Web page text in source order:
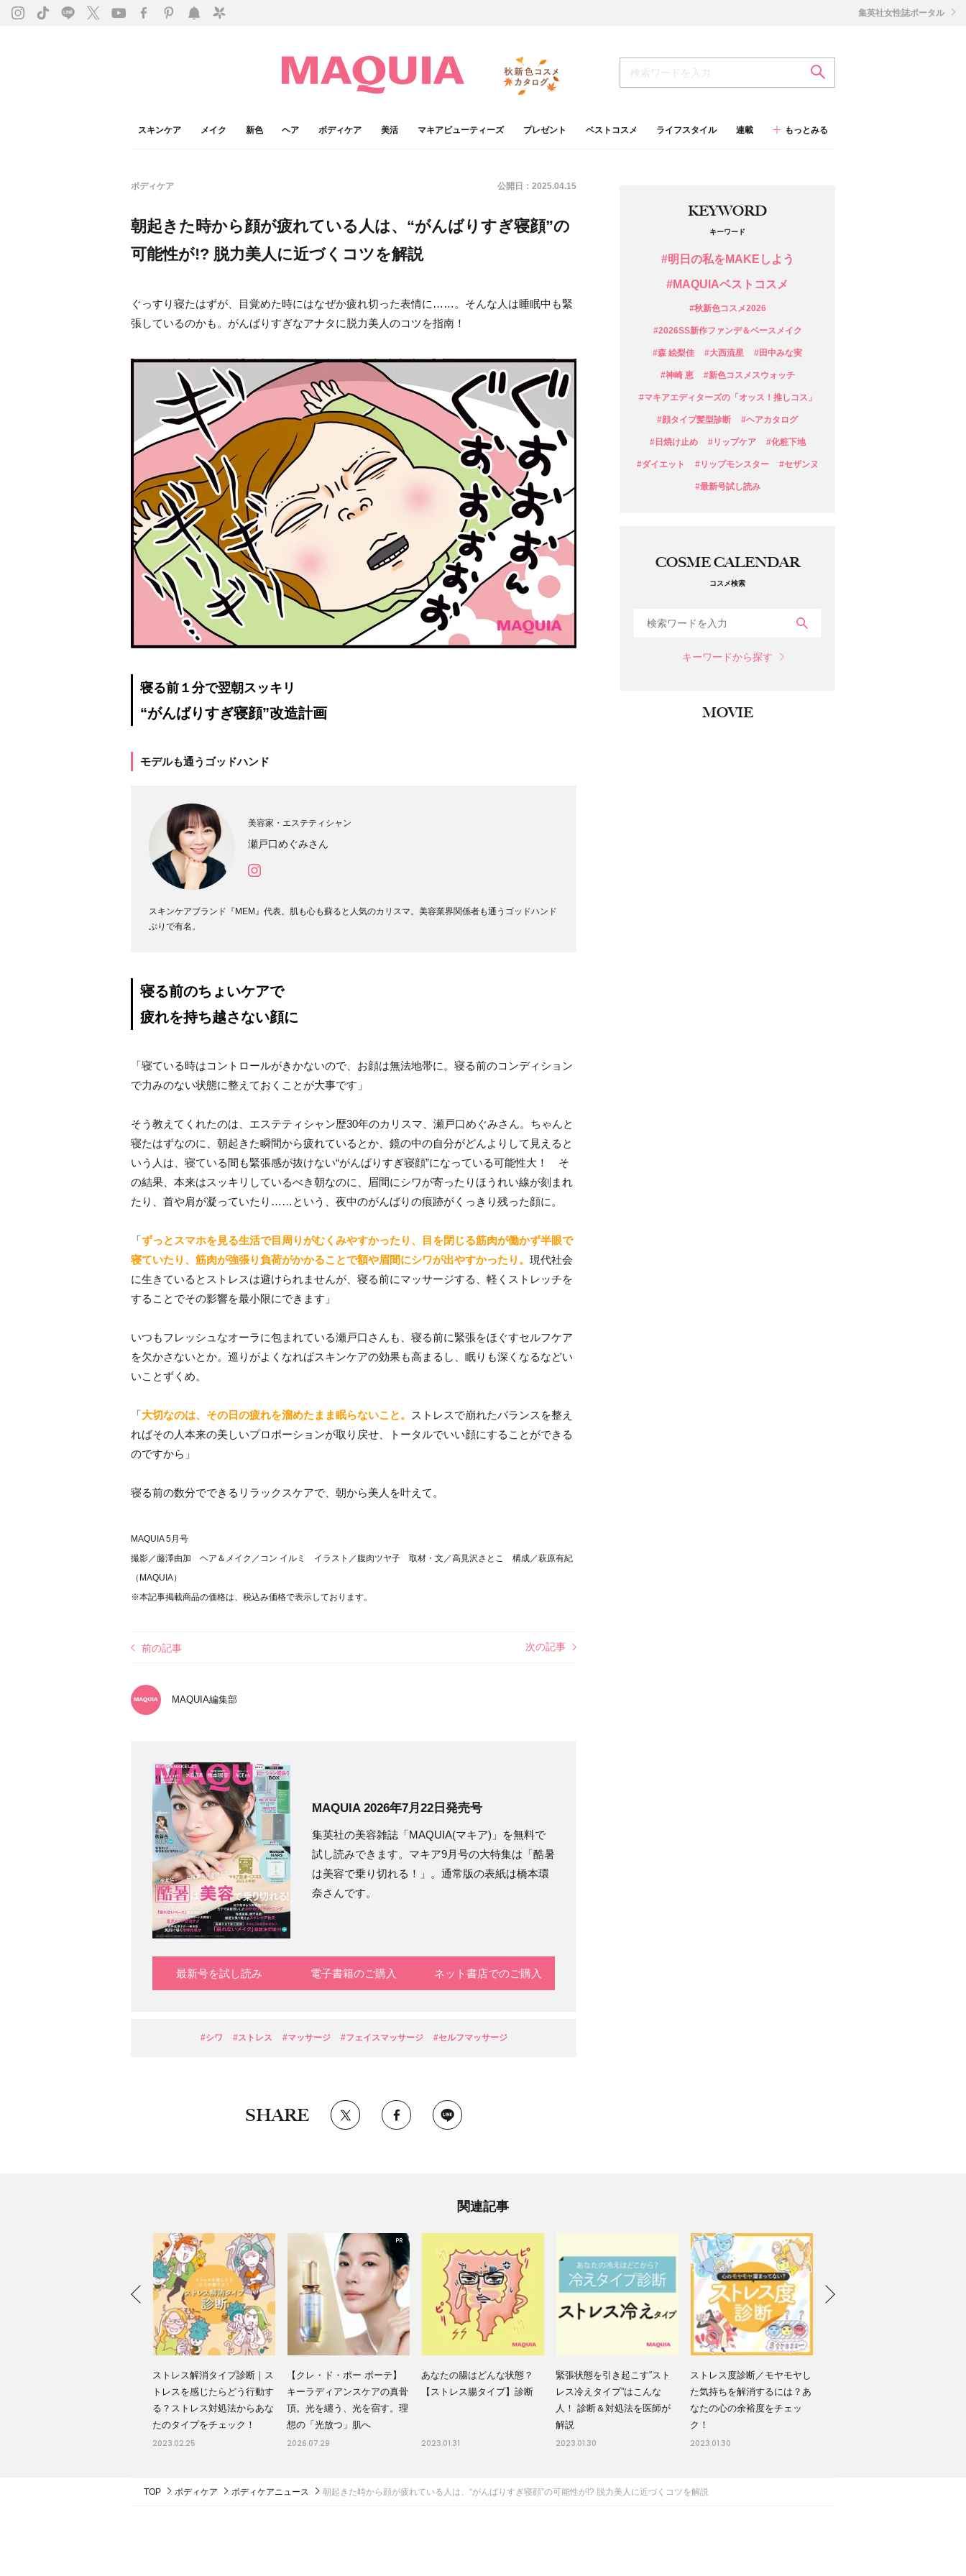
スキンケア メイク 新色 ヘア ボディケア 美活 マキアビューティーズ プレゼント ベストコスメ ライフスタイル 連載 もっとみる
集英社女性誌ポータル
ボディケア 公開日： 2025.04.15
朝起きた時から顔が疲れている人は、“がんばりすぎ寝顔”の
可能性が!? 脱力美人に近づくコツを解説
ぐっすり寝たはずが、目覚めた時にはなぜか疲れ切った表情に……。そんな人は睡眠中も緊
張しているのかも。がんばりすぎなアナタに脱力美人のコツを指南！
寝る前１分で翌朝スッキリ
“がんばりすぎ寝顔”改造計画
モデルも通うゴッドハンド
美容家・エステティシャン
瀬戸口めぐみさん
スキンケアブランド『MEM』代表。肌も心も蘇ると人気のカリスマ。美容業界関係者も通うゴッドハンド
ぶりで有名。
寝る前のちょいケアで
疲れを持ち越さない顔に
「寝ている時はコントロールがきかないので、お顔は無法地帯に。寝る前のコンディション
で力みのない状態に整えておくことが大事です」
そう教えてくれたのは、エステティシャン歴30年のカリスマ、瀬戸口めぐみさん。ちゃんと
寝たはずなのに、朝起きた瞬間から疲れているとか、鏡の中の自分がどんよりして見えると
いう人は、寝ている間も緊張感が抜けない“がんばりすぎ寝顔”になっている可能性大！ そ
の結果、本来はスッキリしているべき朝なのに、眉間にシワが寄ったりほうれい線が刻まれ
たり、首や肩が凝っていたり……という、夜中のがんばりの痕跡がくっきり残った顔に。
「ずっとスマホを見る生活で目周りがむくみやすかったり、目を閉じる筋肉が働かず半眼で
寝ていたり、筋肉が強張り負荷がかかることで額や眉間にシワが出やすかったり。 現代社会
に生きているとストレスは避けられませんが、寝る前にマッサージする、軽くストレッチを
することでその影響を最小限にできます」
いつもフレッシュなオーラに包まれている瀬戸口さんも、寝る前に緊張をほぐすセルフケア
を欠かさないとか。巡りがよくなればスキンケアの効果も高まるし、眠りも深くなるなどい
いことずくめ。
「大切なのは、その日の疲れを溜めたまま眠らないこと。
ストレスで崩れたバランスを整え
ればその人本来の美しいプロポーションが取り戻せ、トータルでいい顔にすることができる
のですから」
寝る前の数分でできるリラックスケアで、朝から美人を叶えて。
MAQUIA 5月号
撮影／藤澤由加 ヘア＆メイク／コン イルミ イラスト／腹肉ツヤ子 取材・文／高見沢さとこ 構成／萩原有紀
（MAQUIA）
※本記事掲載商品の価格は、税込み価格で表示しております。
前の記事 次の記事
MAQUIA編集部
MAQUIA 2026年7月22日発売号
集英社の美容雑誌「MAQUIA(マキア)」を無料で
試し読みできます。マキア9月号の大特集は「酷暑
は美容で乗り切れる！」。通常版の表紙は橋本環
奈さんです。
最新号を試し読み 電子書籍のご購入 ネット書店でのご購入
#シワ #ストレス #マッサージ #フェイスマッサージ #セルフマッサージ
SHARE
KEYWORD
キーワード
#明日の私をMAKEしよう
#MAQUIAベストコスメ
#秋新色コスメ2026
#2026SS新作ファンデ＆ベースメイク
#森 絵梨佳 #大西流星 #田中みな実
#神崎 恵 #新色コスメスウォッチ
#マキアエディターズの「オッス！推しコス」
#顔タイプ髪型診断 #ヘアカタログ
#日焼け止め #リップケア #化粧下地
#ダイエット #リップモンスター #セザンヌ
#最新号試し読み
COSME CALENDAR
コスメ検索
キーワードから探す
MOVIE
関連記事
ストレス解消タイプ診断｜ス
トレスを感じたらどう行動す
る？ストレス対処法からあな
たのタイプをチェック！
2023.02.25
【クレ・ド・ポー ボーテ】
キーラディアンスケアの真骨
頂。光を纏う、光を宿す。理
想の「光放つ」肌へ
2026.07.29
あなたの腸はどんな状態？
【ストレス腸タイプ】診断
2023.01.31
緊張状態を引き起こす“スト
レス冷えタイプ”はこんな
人！ 診断＆対処法を医師が
解説
2023.01.30
ストレス度診断／モヤモヤし
た気持ちを解消するには？あ
なたの心の余裕度をチェッ
ク！
2023.01.30
TOP ボディケア ボディケアニュース 朝起きた時から顔が疲れている人は、“がんばりすぎ寝顔”の可能性が!? 脱力美人に近づくコツを解説